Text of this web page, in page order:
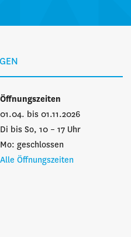
Öffnungszeiten
01.04. bis 01.11.2026
Di bis So, 10 – 17 Uhr
Mo: geschlossen
Alle Öffnungszeiten